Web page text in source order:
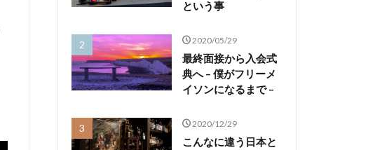
という事
2020/05/29
最終面接から入会式
典へ – 僕がフリーメ
イソンになるまで –
2020/12/29
こんなに違う日本と